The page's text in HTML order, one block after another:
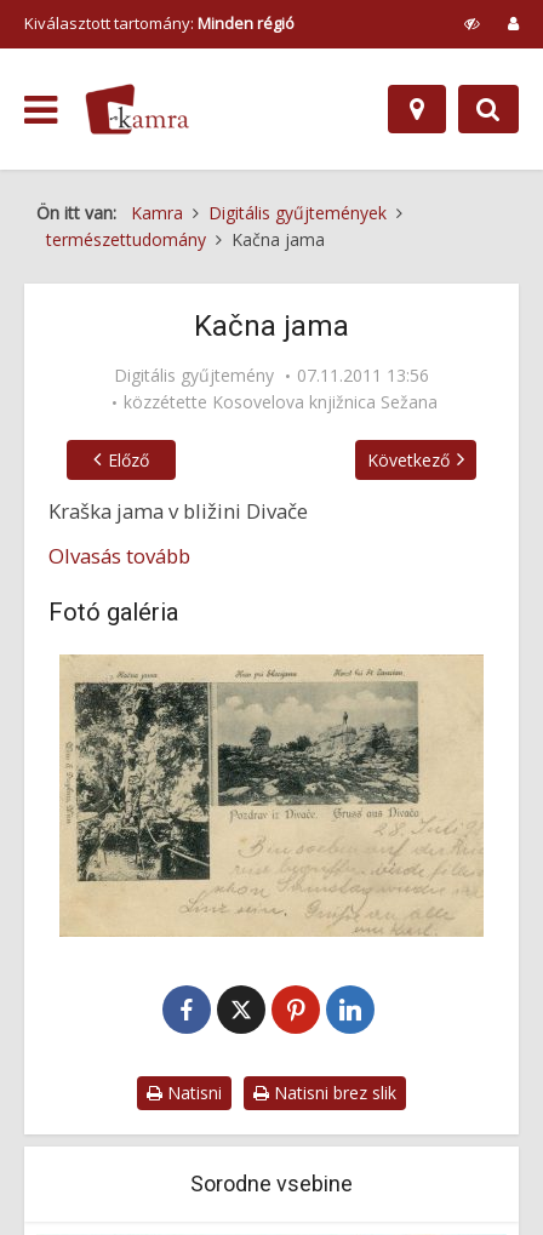
Kiválasztott tartomány: Minden régió
Ön itt van: Kamra
Digitális gyűjtemények
természettudomány
Kačna jama
Kačna jama
Digitális gyűjtemény
07.11.2011 13:56
közzétette Kosovelova knjižnica Sežana
Előző Következő
Kraška jama v bližini Divače
Olvasás tovább
Fotó galéria
Natisni Natisni brez slik
Sorodne vsebine